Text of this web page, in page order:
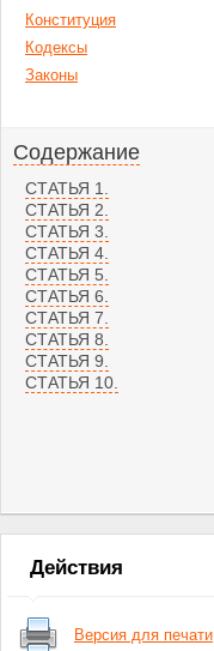
Конституция
Кодексы
Законы
Содержание
СТАТЬЯ 1.
СТАТЬЯ 2.
СТАТЬЯ 3.
СТАТЬЯ 4.
СТАТЬЯ 5.
СТАТЬЯ 6.
СТАТЬЯ 7.
СТАТЬЯ 8.
СТАТЬЯ 9.
СТАТЬЯ 10.
Действия
Версия для печати